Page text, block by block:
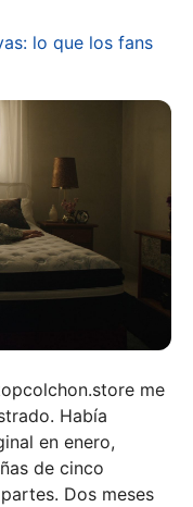
lo que los fans
me
Había
en enero,
de cinco
Dos meses